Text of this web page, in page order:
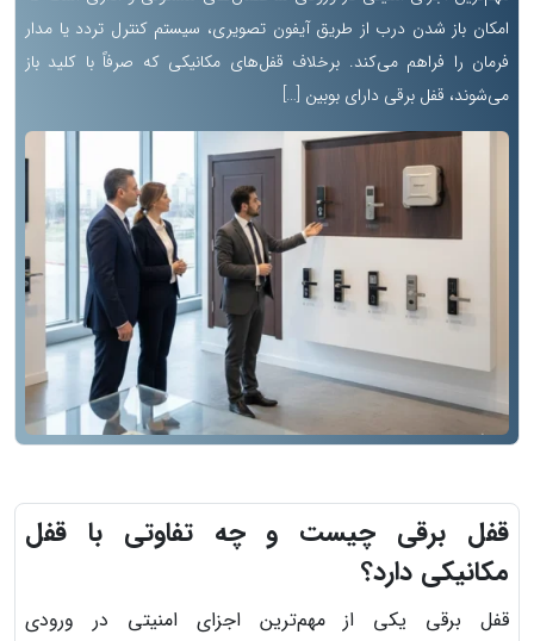
امکان باز شدن درب از طریق آیفون تصویری، سیستم کنترل تردد یا مدار
فرمان را فراهم می‌کند. برخلاف قفل‌های مکانیکی که صرفاً با کلید باز
می‌شوند، قفل برقی دارای بوبین […]
قفل برقی چیست و چه تفاوتی با قفل
مکانیکی دارد؟
قفل برقی یکی از مهم‌ترین اجزای امنیتی در ورودی